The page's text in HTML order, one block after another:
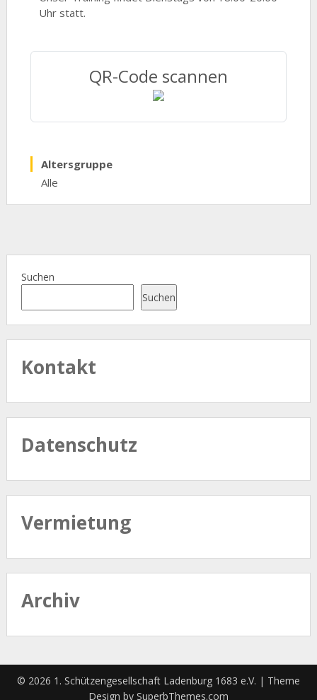
Uhr statt.
QR-Code scannen
Altersgruppe
Alle
Suchen
Suchen
Kontakt
Datenschutz
Vermietung
Archiv
© 2026 1. Schützengesellschaft Ladenburg 1683 e.V. | Theme
Design by SuperbThemes.com